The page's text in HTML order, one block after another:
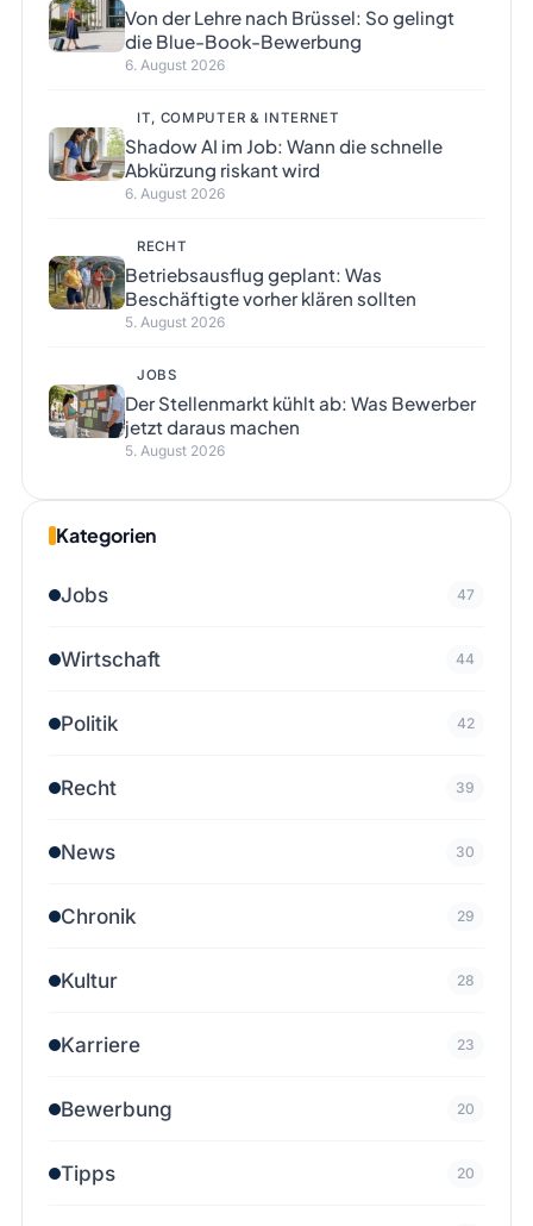
Von der Lehre nach Brüssel: So gelingt
die Blue-Book-Bewerbung
6. August 2026
IT, COMPUTER & INTERNET
Shadow AI im Job: Wann die schnelle
Abkürzung riskant wird
6. August 2026
RECHT
Betriebsausflug geplant: Was
Beschäftigte vorher klären sollten
5. August 2026
JOBS
Der Stellenmarkt kühlt ab: Was Bewerber
jetzt daraus machen
5. August 2026
Kategorien
Jobs 47
Wirtschaft 44
Politik 42
Recht 39
News 30
Chronik 29
Kultur 28
Karriere 23
Bewerbung 20
Tipps 20